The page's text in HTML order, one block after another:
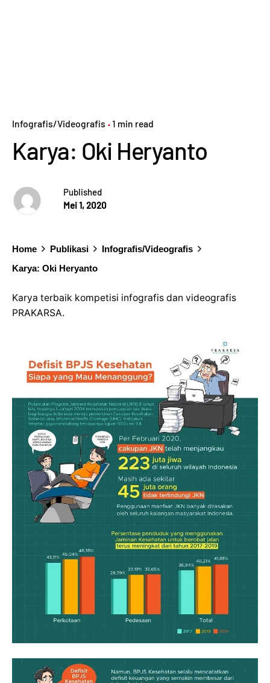
Infografis/Videografis 1 min read
Karya: Oki Heryanto
Published
Mei 1, 2020
Home Publikasi
Infografis/Videografis
Karya: Oki Heryanto
Karya terbaik kompetisi infografis dan videografis
PRAKARSA.